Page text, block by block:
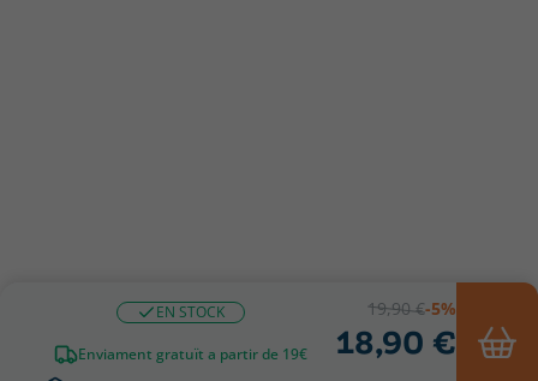
EN STOCK
Enviament gratuït a partir de 19€
19,90 €-5%
18,90 €